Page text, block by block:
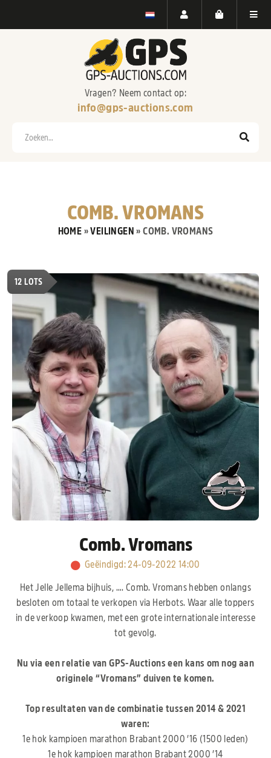
Vragen? Neem contact op:
info@gps-auctions.com
COMB. VROMANS
HOME »VEILINGEN »COMB. VROMANS
12 LOTS
Comb. Vromans
Geëindigd : 24-09-2022 14:00
Het Jelle Jellema bijhuis, …. Comb. Vromans hebben onlangs
besloten om totaal te verkopen via Herbots. Waar alle toppers
in de verkoop kwamen, met een grote internationale interesse
tot gevolg.
Nu via een relatie van GPS-Auctions een kans om nog aan
originele “Vromans” duiven te komen.
Top resultaten van de combinatie tussen 2014 & 2021
waren:
1e hok kampioen marathon Brabant 2000 ’16 (1500 leden)
1e hok kampioen marathon Brabant 2000 ’14